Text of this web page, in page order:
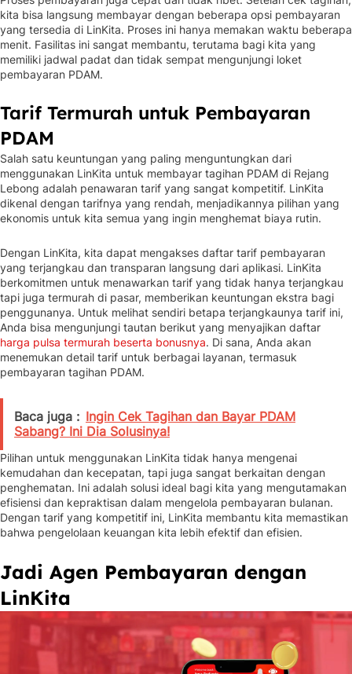
kita bisa langsung membayar dengan beberapa opsi pembayaran
yang tersedia di LinKita. Proses ini hanya memakan waktu beberapa
menit. Fasilitas ini sangat membantu, terutama bagi kita yang
memiliki jadwal padat dan tidak sempat mengunjungi loket
pembayaran PDAM.
Tarif Termurah untuk Pembayaran
PDAM
Salah satu keuntungan yang paling menguntungkan dari
menggunakan LinKita untuk membayar tagihan PDAM di Rejang
Lebong adalah penawaran tarif yang sangat kompetitif. LinKita
dikenal dengan tarifnya yang rendah, menjadikannya pilihan yang
ekonomis untuk kita semua yang ingin menghemat biaya rutin.
Dengan LinKita, kita dapat mengakses daftar tarif pembayaran
yang terjangkau dan transparan langsung dari aplikasi. LinKita
berkomitmen untuk menawarkan tarif yang tidak hanya terjangkau
tapi juga termurah di pasar, memberikan keuntungan ekstra bagi
penggunanya. Untuk melihat sendiri betapa terjangkaunya tarif ini,
Anda bisa mengunjungi tautan berikut yang menyajikan daftar
harga pulsa termurah beserta bonusnya. Di sana, Anda akan
menemukan detail tarif untuk berbagai layanan, termasuk
pembayaran tagihan PDAM.
Baca juga : Ingin Cek Tagihan dan Bayar PDAM
Sabang? Ini Dia Solusinya!
Pilihan untuk menggunakan LinKita tidak hanya mengenai
kemudahan dan kecepatan, tapi juga sangat berkaitan dengan
penghematan. Ini adalah solusi ideal bagi kita yang mengutamakan
efisiensi dan kepraktisan dalam mengelola pembayaran bulanan.
Dengan tarif yang kompetitif ini, LinKita membantu kita memastikan
bahwa pengelolaan keuangan kita lebih efektif dan efisien.
Jadi Agen Pembayaran dengan
LinKita